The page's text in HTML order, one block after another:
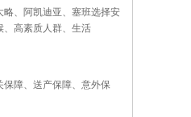
、阿凯迪亚、塞班选择安
、高素质人群、生活
障、送产保障、意外保